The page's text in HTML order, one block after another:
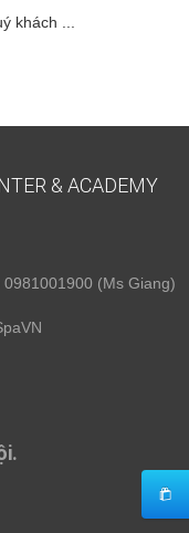
khách ...
& ACADEMY
(Ms Giang)